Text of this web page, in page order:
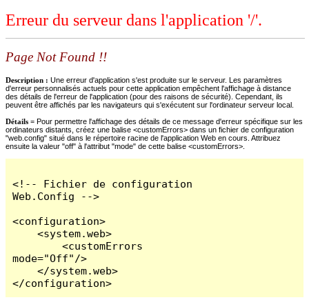
Erreur du serveur dans l'application '/'.
Page Not Found !!
Description : Une erreur d'application s'est produite sur le serveur. Les paramètres
d'erreur personnalisés actuels pour cette application empêchent l'affichage à distance
des détails de l'erreur de l'application (pour des raisons de sécurité). Cependant, ils
peuvent être affichés par les navigateurs qui s'exécutent sur l'ordinateur serveur local.
Détails = Pour permettre l'affichage des détails de ce message d'erreur spécifique sur les
ordinateurs distants, créez une balise <customErrors> dans un fichier de configuration
"web.config" situé dans le répertoire racine de l'application Web en cours. Attribuez
ensuite la valeur "off" à l'attribut "mode" de cette balise <customErrors>.
<!-- Fichier de configuration
Web.Config -->
<configuration>
    <system.web>
        <customErrors
mode="Off"/>
    </system.web>
</configuration>